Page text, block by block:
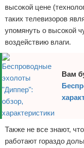
высокой цене
таких телевизоров
упомянуть о высокой
воздействию влаги.
Вам
Также не все знают,
работают гораздо